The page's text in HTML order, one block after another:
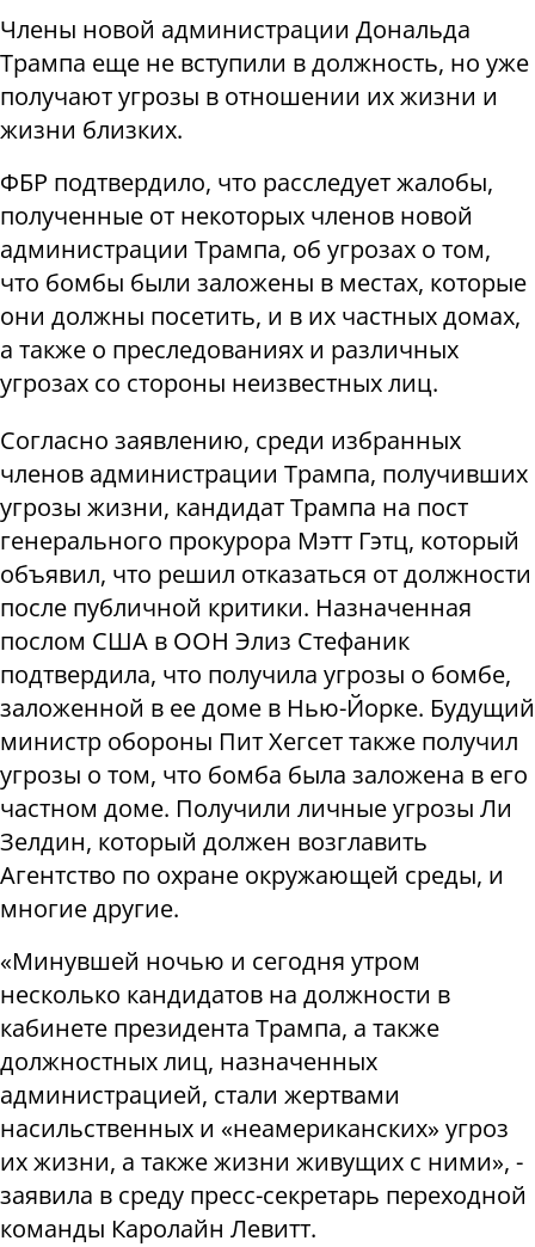
Члены новой администрации Дональда
Трампа еще не вступили в должность, но уже
получают угрозы в отношении их жизни и
жизни близких.
ФБР подтвердило, что расследует жалобы,
полученные от некоторых членов новой
администрации Трампа, об угрозах о том,
что бомбы были заложены в местах, которые
они должны посетить, и в их частных домах,
а также о преследованиях и различных
угрозах со стороны неизвестных лиц.
Согласно заявлению, среди избранных
членов администрации Трампа, получивших
угрозы жизни, кандидат Трампа на пост
генерального прокурора Мэтт Гэтц, который
объявил, что решил отказаться от должности
после публичной критики. Назначенная
послом США в ООН Элиз Стефаник
подтвердила, что получила угрозы о бомбе,
заложенной в ее доме в Нью-Йорке. Будущий
министр обороны Пит Хегсет также получил
угрозы о том, что бомба была заложена в его
частном доме. Получили личные угрозы Ли
Зелдин, который должен возглавить
Агентство по охране окружающей среды, и
многие другие.
«Минувшей ночью и сегодня утром
несколько кандидатов на должности в
кабинете президента Трампа, а также
должностных лиц, назначенных
администрацией, стали жертвами
насильственных и «неамериканских» угроз
их жизни, а также жизни живущих с ними», -
заявила в среду пресс-секретарь переходной
команды Каролайн Левитт.